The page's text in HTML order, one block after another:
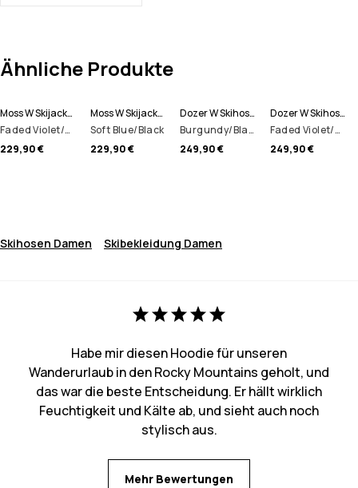
Ähnliche Produkte
Moss W Skijacke Damen
Faded Violet/Black
229,90 €
Moss W Skijacke Damen
Soft Blue/Black
229,90 €
Dozer W Skihose Damen
Burgundy/Black
249,90 €
Dozer W Skihose Damen
Faded Violet/Black
249,90 €
Skihosen Damen Skibekleidung Damen
Habe mir diesen Hoodie für unseren
Wanderurlaub in den Rocky Mountains geholt, und
das war die beste Entscheidung. Er hällt wirklich
Feuchtigkeit und Kälte ab, und sieht auch noch
stylisch aus.
Mehr Bewertungen